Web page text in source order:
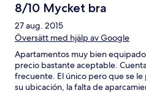
8/10 Mycket bra
27 aug. 2015
Översätt med hjälp av Google
Apartamentos muy bien
precio bastante aceptable.
frecuente. El único pero que se le
su ubicación, la falta de